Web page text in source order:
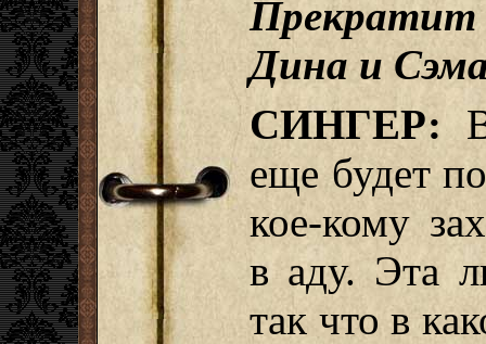
Дина и
СИНГЕР:
еще будет
кое-кому
в аду. Эта
так что в